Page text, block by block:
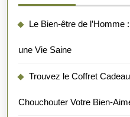
Le Bien-être de l’Homme
une Vie Saine
Trouvez le Coffret
Chouchouter Votre Bien-